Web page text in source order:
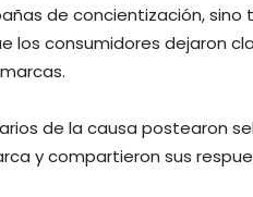
de concientización,
los consumidores dejaron
de la causa postearon
y compartieron sus